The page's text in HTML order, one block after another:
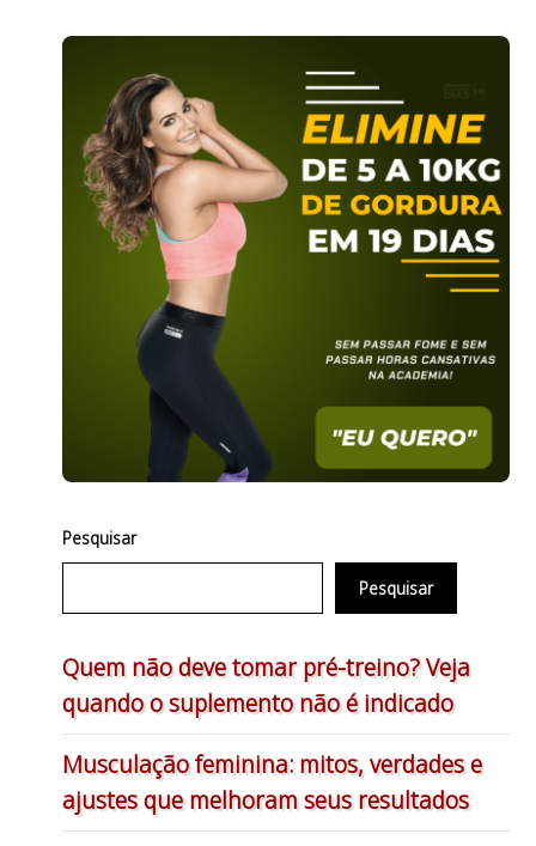
Pesquisar
Pesquisar
Quem não deve tomar pré-treino? Veja
quando o suplemento não é indicado
Musculação feminina: mitos, verdades e
ajustes que melhoram seus resultados